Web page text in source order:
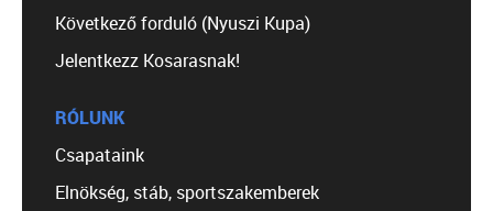
Következő forduló (Nyuszi Kupa)
Jelentkezz Kosarasnak!
RÓLUNK
Csapataink
Elnökség, stáb, sportszakemberek